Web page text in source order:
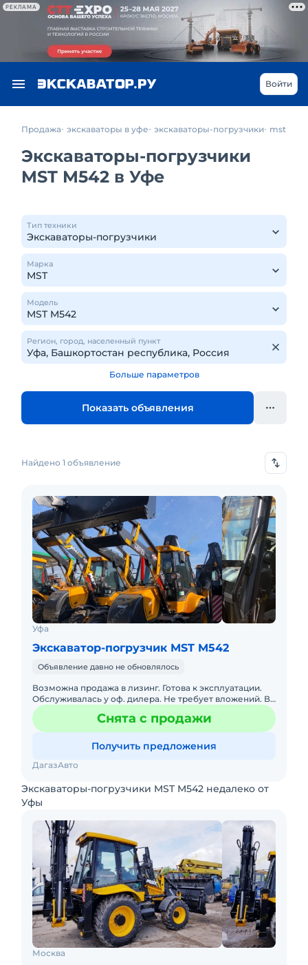
РЕКЛАМА
Войти
Продажа экскаваторы в уфе экскаваторы-погрузчики mst
Экскаваторы-погрузчики
MST M542 в Уфе
Тип техники
Марка
Модель
Регион, город, населенный пункт
Больше параметров
Показать объявления
Найдено 1 объявление
Уфа
Экскаватор-погрузчик MST M542
Объявление давно не обновлялось
Возможна продажа в лизинг. Готова к эксплуатации.
Обслуживалась у оф. дилера. Не требует вложений. В
наличии. Цена с НДС. Под заказ. Рассрочка платежа.
Снята с продажи
Получить предложения
ДагазАвто
Экскаваторы-погрузчики MST M542 недалеко от
Уфы
Москва